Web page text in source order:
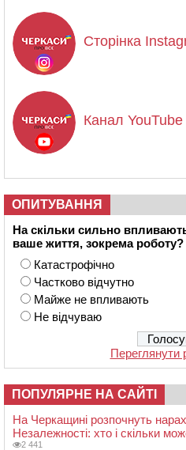
Сторінка
Канал YouTube
ОПИТУВАННЯ
На скільки сильно
ваше життя, зокрема роботу?
Катастрофічно
Частково відчутно
Майже не впливають
Не відчуваю
Переглянути
ПОПУЛЯРНЕ НА САЙТІ
На Черкащині розпочнуть
Незалежності: хто і скільки
2 441